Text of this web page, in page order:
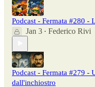
Podcast - Fermata #280 -
Jan 3 • Federico Rivi
Podcast - Fermata #279 -
dall'inchiostro